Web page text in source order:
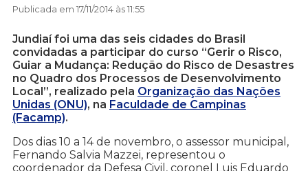
Publicada em 17/11/2014 às 11:55
Jundiaí foi uma das seis cidades do Brasil
convidadas a participar do curso “Gerir o Risco,
Guiar a Mudança: Redução do Risco de Desastres
no Quadro dos Processos de Desenvolvimento
Local”, realizado pela Organização das Nações
Unidas (ONU), na Faculdade de Campinas
(Facamp).
Dos dias 10 a 14 de novembro, o assessor municipal,
Fernando Salvia Mazzei, representou o
coordenador da Defesa Civil, coronel Luis Eduardo